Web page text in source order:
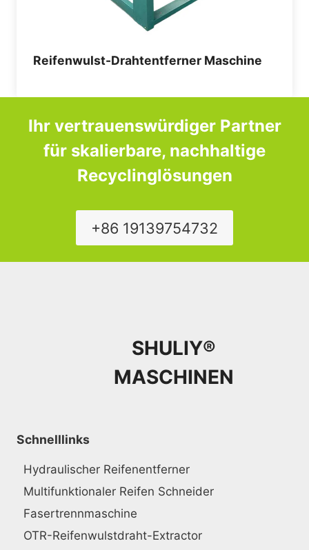
Reifenwulst-Drahtentferner Maschine
Ihr vertrauenswürdiger Partner
für skalierbare, nachhaltige
Recyclinglösungen
+86 19139754732
SHULIY®
MASCHINEN
Schnelllinks
Hydraulischer Reifenentferner
Multifunktionaler Reifen Schneider
Fasertrennmaschine
OTR-Reifenwulstdraht-Extractor